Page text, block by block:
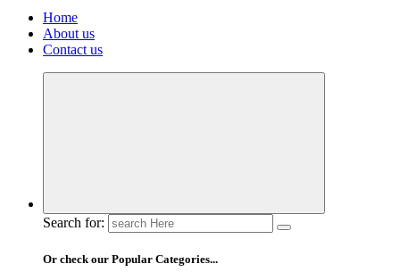
Home
About us
Contact us
Search for:
Or check our Popular Categories...